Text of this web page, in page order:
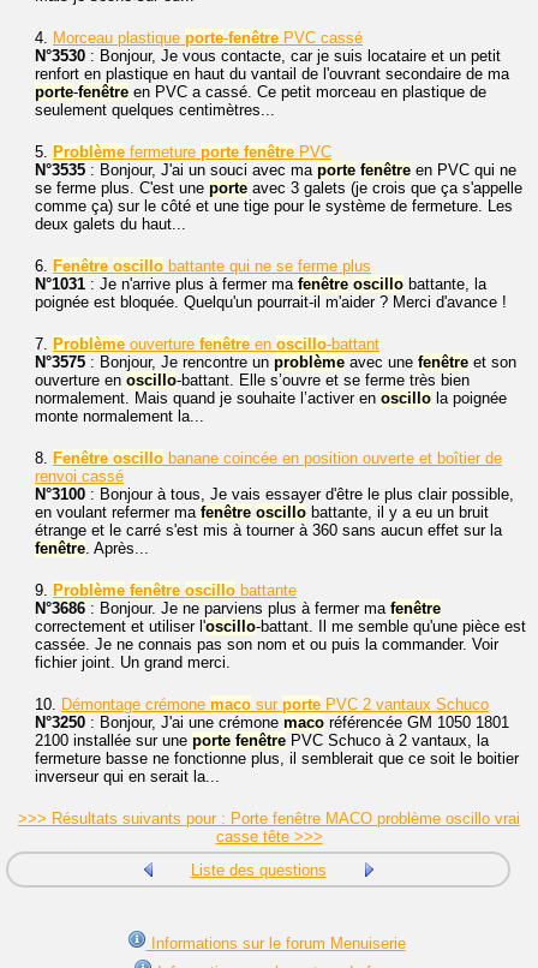
4. Morceau plastique porte-fenêtre PVC cassé
N°3530 : Bonjour, Je vous contacte, car je suis locataire et un petit
renfort en plastique en haut du vantail de l'ouvrant secondaire de ma
porte-fenêtre en PVC a cassé. Ce petit morceau en plastique de
seulement quelques centimètres...
5. Problème fermeture porte fenêtre PVC
N°3535 : Bonjour, J'ai un souci avec ma porte fenêtre en PVC qui ne
se ferme plus. C'est une porte avec 3 galets (je crois que ça s'appelle
comme ça) sur le côté et une tige pour le système de fermeture. Les
deux galets du haut...
6. Fenêtre oscillo battante qui ne se ferme plus
N°1031 : Je n'arrive plus à fermer ma fenêtre oscillo battante, la
poignée est bloquée. Quelqu'un pourrait-il m'aider ? Merci d'avance !
7. Problème ouverture fenêtre en oscillo-battant
N°3575 : Bonjour, Je rencontre un problème avec une fenêtre et son
ouverture en oscillo-battant. Elle s’ouvre et se ferme très bien
normalement. Mais quand je souhaite l’activer en oscillo la poignée
monte normalement la...
8. Fenêtre oscillo banane coincée en position ouverte et boîtier de
renvoi cassé
N°3100 : Bonjour à tous, Je vais essayer d'être le plus clair possible,
en voulant refermer ma fenêtre oscillo battante, il y a eu un bruit
étrange et le carré s'est mis à tourner à 360 sans aucun effet sur la
fenêtre. Après...
9. Problème fenêtre oscillo battante
N°3686 : Bonjour. Je ne parviens plus à fermer ma fenêtre
correctement et utiliser l'oscillo-battant. Il me semble qu'une pièce est
cassée. Je ne connais pas son nom et ou puis la commander. Voir
fichier joint. Un grand merci.
10. Démontage crémone maco sur porte PVC 2 vantaux Schuco
N°3250 : Bonjour, J'ai une crémone maco référencée GM 1050 1801
2100 installée sur une porte fenêtre PVC Schuco à 2 vantaux, la
fermeture basse ne fonctionne plus, il semblerait que ce soit le boitier
inverseur qui en serait la...
>>> Résultats suivants pour : Porte fenêtre MACO problème oscillo vrai
casse tête >>>
Liste des questions
Informations sur le forum Menuiserie